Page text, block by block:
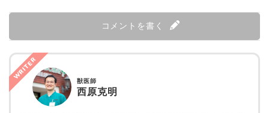
コメントを書く
WRITER 獣医師
西原克明